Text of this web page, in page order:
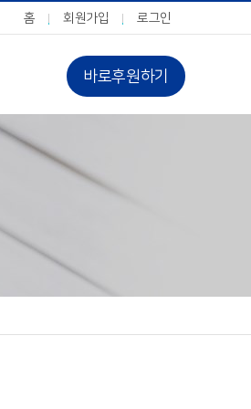
홈 회원가입 로그인
바로후원하기